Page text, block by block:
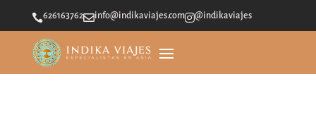
626163762info@indikaviajes.com@indikaviajes